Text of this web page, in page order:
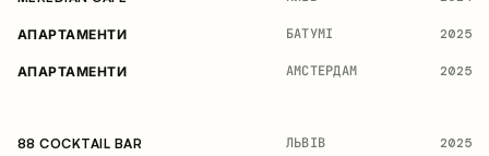
АПАРТАМЕНТИ БАТУМІ 2025
АПАРТАМЕНТИ АМСТЕРДАМ 2025
88 COCKTAIL BAR ЛЬВІВ 2025